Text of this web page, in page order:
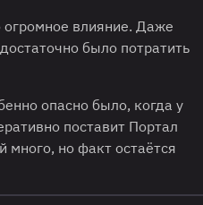
огромное влияние. Даже
было потратить
опасно было, когда у
поставит Портал
много, но факт остаётся